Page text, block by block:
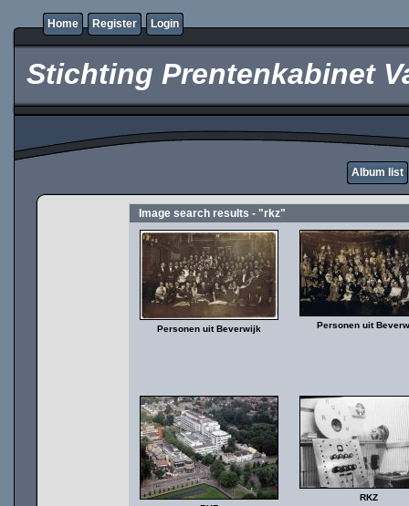
Home Register Login
Stichting Prentenkabinet
Album list
Image search results - "rkz"
Personen uit Beverwijk Personen uit
RKZ